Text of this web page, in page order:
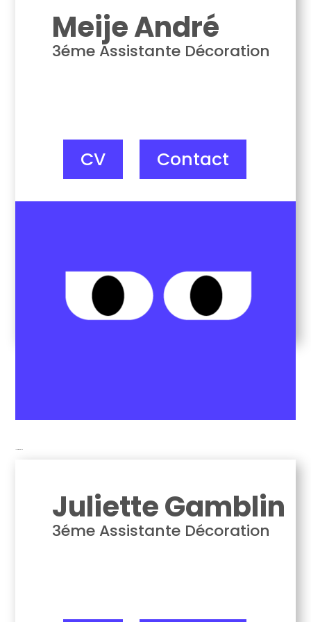
Meije André
3éme Assistante Décoration
CV Contact
Juliette Gamblin
3éme Assistante Décoration